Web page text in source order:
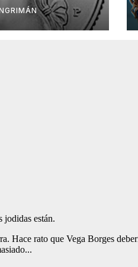
No